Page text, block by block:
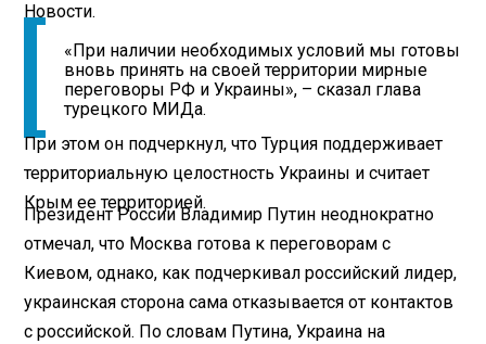
Новости.
«При наличии необходимых условий мы готовы
вновь принять на своей территории мирные
переговоры РФ и Украины», – сказал глава
турецкого МИДа.
При этом он подчеркнул, что Турция поддерживает
территориальную целостность Украины и считает
Крым ее территорией.
Президент России Владимир Путин неоднократно
отмечал, что Москва готова к переговорам с
Киевом, однако, как подчеркивал российский лидер,
украинская сторона сама отказывается от контактов
с российской. По словам Путина, Украина на